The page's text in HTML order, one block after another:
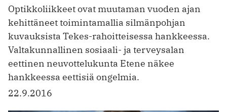
Optikkoliikkeet ovat muutaman vuoden ajan
kehittäneet toimintamallia silmänpohjan
kuvauksista Tekes-rahoitteisessa hankkeessa.
Valtakunnallinen sosiaali- ja terveysalan
eettinen neuvottelukunta Etene näkee
hankkeessa eettisiä ongelmia.
22.9.2016